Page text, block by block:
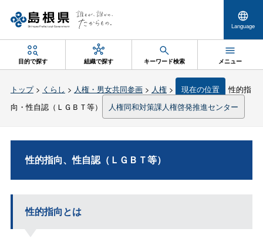
Language
目的で探す 組織で探す キーワード検索 メニュー
トップ> くらし > 人権・男女共同参画> 人権> 現在の位置
性的指
向・性自認（ＬＧＢＴ等）
人権同和対策課人権啓発推進センター
性的指向、性自認（ＬＧＢＴ等）
性的指向とは